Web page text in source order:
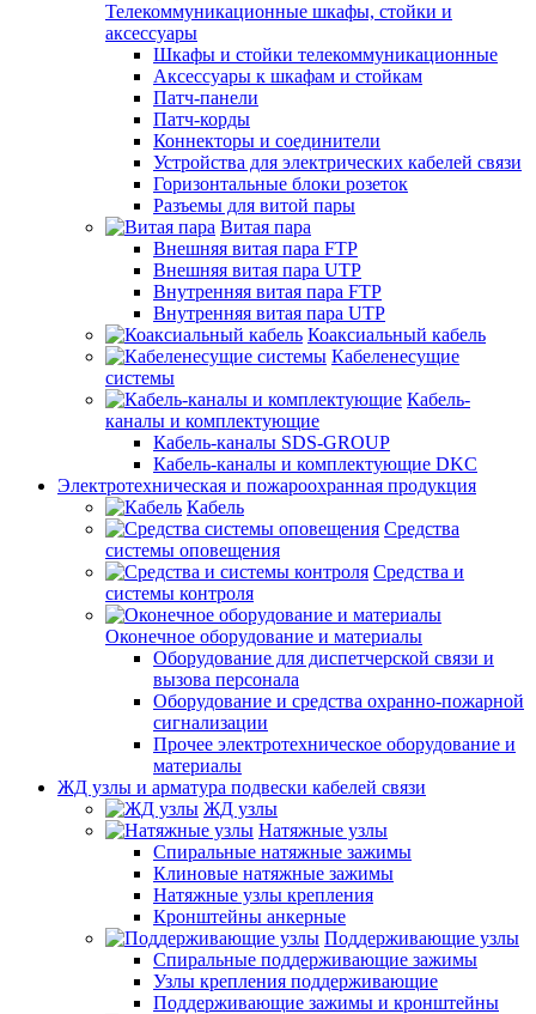
Телекоммуникационные шкафы, стойки и
аксессуары
Шкафы и стойки телекоммуникационные
Аксессуары к шкафам и стойкам
Патч-панели
Патч-корды
Коннекторы и соединители
Устройства для электрических кабелей связи
Горизонтальные блоки розеток
Разъемы для витой пары
Витая пара
Внешняя витая пара FTP
Внешняя витая пара UTP
Внутренняя витая пара FTP
Внутренняя витая пара UTP
Коаксиальный кабель
Кабеленесущие
системы
Кабель-
каналы и комплектующие
Кабель-каналы SDS-GROUP
Кабель-каналы и комплектующие DKC
Электротехническая и пожароохранная продукция
Кабель
Средства
системы оповещения
Средства и
системы контроля
Оконечное оборудование и материалы
Оборудование для диспетчерской связи и
вызова персонала
Оборудование и средства охранно-пожарной
сигнализации
Прочее электротехническое оборудование и
материалы
ЖД узлы и арматура подвески кабелей связи
ЖД узлы
Натяжные узлы
Спиральные натяжные зажимы
Клиновые натяжные зажимы
Натяжные узлы крепления
Кронштейны анкерные
Поддерживающие узлы
Спиральные поддерживающие зажимы
Узлы крепления поддерживающие
Поддерживающие зажимы и кронштейны